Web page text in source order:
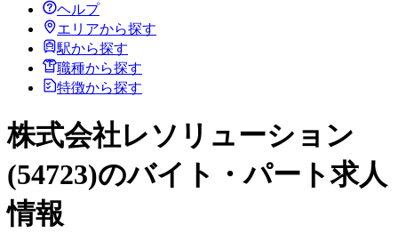
ヘルプ
エリアから探す
駅から探す
職種から探す
特徴から探す
株式会社レソリューション
(54723)のバイト・パート求人
情報